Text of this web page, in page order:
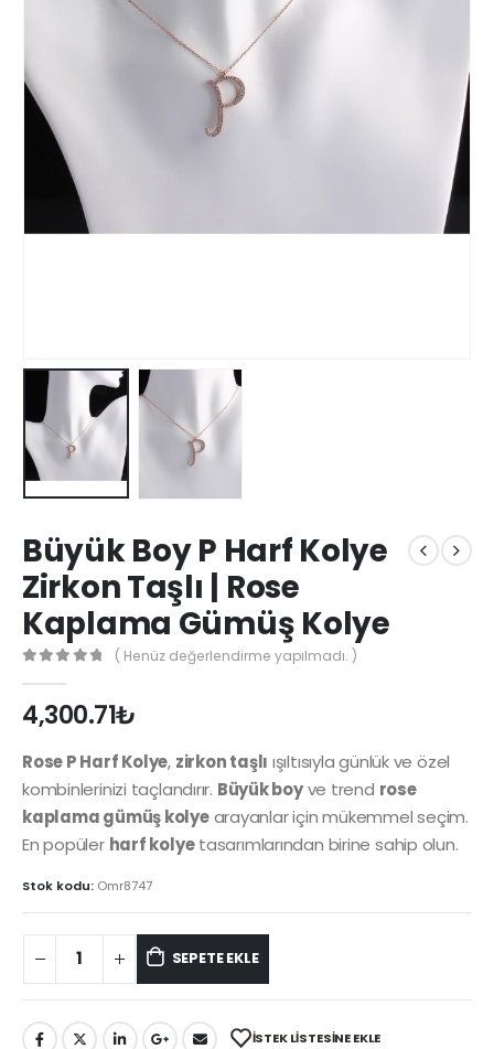
Büyük Boy P Harf Kolye
Zirkon Taşlı | Rose
Kaplama Gümüş Kolye
( Henüz değerlendirme yapılmadı. )
4,300.71₺
Rose P Harf Kolye, zirkon taşlı ışıltısıyla günlük ve özel
kombinlerinizi taçlandırır. Büyük boyve trend rose
kaplama gümüş kolyearayanlar için mükemmel seçim.
En popüler harf kolyetasarımlarından birine sahip olun.
Stok kodu: Omr8747
SEPETE EKLE
İSTEK LISTESINE EKLE